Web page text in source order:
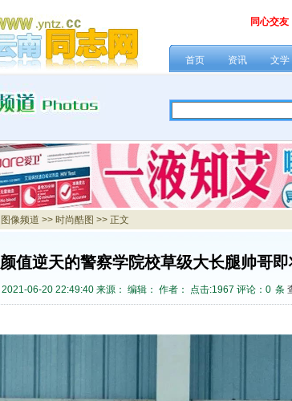
同心交友
首页 资讯 文学
图像频道 >> 时尚酷图 >> 正文
颜值逆天的警察学院校草级大长腿帅哥即
2021-06-20 22:49:40 来源： 编辑： 作者： 点击:1967 评论： 0 条